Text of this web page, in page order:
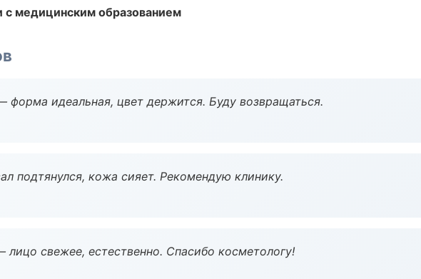
с медицинским образованием
форма идеальная, цвет держится. Буду возвращаться.
подтянулся, кожа сияет. Рекомендую клинику.
свежее, естественно. Спасибо косметологу!